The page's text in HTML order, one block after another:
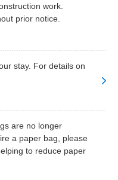
work.
prior notice.
stay. For details on
are no longer
a paper bag, please
to reduce paper